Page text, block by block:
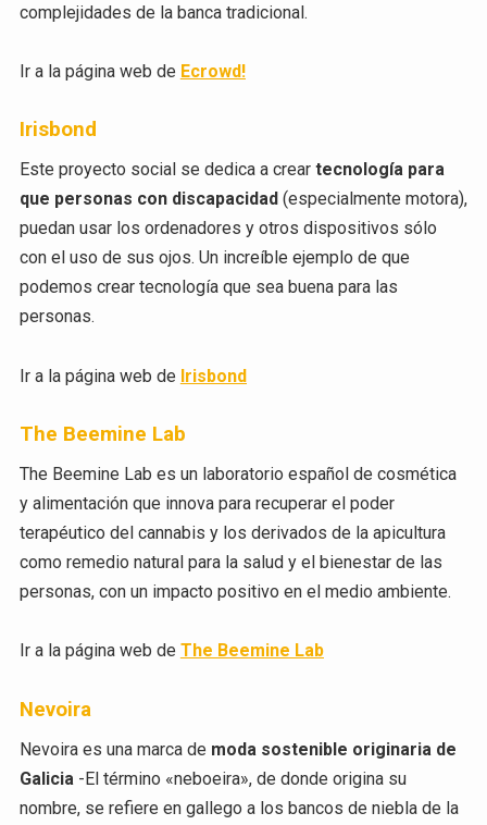
complejidades de la banca tradicional.
Ir a la página web de Ecrowd!
Irisbond
Este proyecto social se dedica a crear tecnología para
que personas con discapacidad (especialmente motora),
puedan usar los ordenadores y otros dispositivos sólo
con el uso de sus ojos. Un increíble ejemplo de que
podemos crear tecnología que sea buena para las
personas.
Ir a la página web de Irisbond
The Beemine Lab
The Beemine Lab es un laboratorio español de cosmética
y alimentación que innova para recuperar el poder
terapéutico del cannabis y los derivados de la apicultura
como remedio natural para la salud y el bienestar de las
personas, con un impacto positivo en el medio ambiente.
Ir a la página web de The Beemine Lab
Nevoira
Nevoira es una marca de moda sostenible originaria de
Galicia-El término «neboeira», de donde origina su
nombre, se refiere en gallego a los bancos de niebla de la